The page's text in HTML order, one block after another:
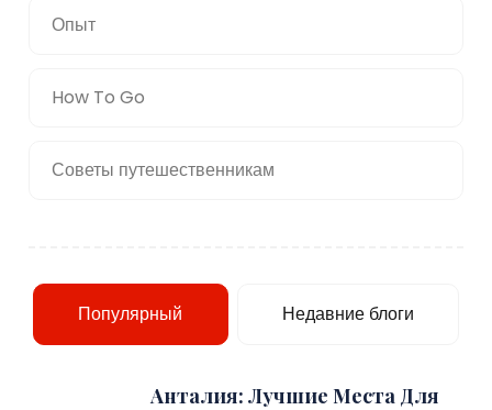
Опыт
How To Go
Советы путешественникам
Популярный Недавние блоги
Анталия: Лучшие Места Для